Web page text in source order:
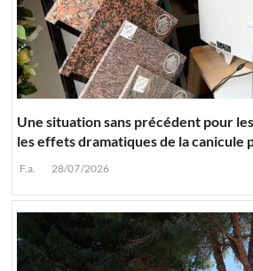
Une situation sans précédent pour
les effets dramatiques de la canicule
F.a. 28/07/2026